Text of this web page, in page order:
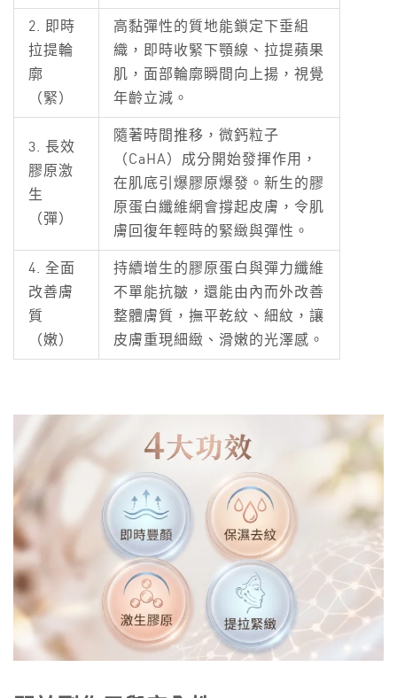
2. 即時
拉提輪
廓
（緊）
高黏彈性的質地能鎖定下垂組
織，即時收緊下顎線、拉提蘋果
肌，面部輪廓瞬間向上揚，視覺
年齡立減。
3. 長效
膠原激
生
（彈）
隨著時間推移，微鈣粒子
（CaHA）成分開始發揮作用，
在肌底引爆膠原爆發。新生的膠
原蛋白纖維網會撐起皮膚，令肌
膚回復年輕時的緊緻與彈性。
4. 全面
改善膚
質
（嫩）
持續增生的膠原蛋白與彈力纖維
不單能抗皺，還能由內而外改善
整體膚質，撫平乾紋、細紋，讓
皮膚重現細緻、滑嫩的光澤感。